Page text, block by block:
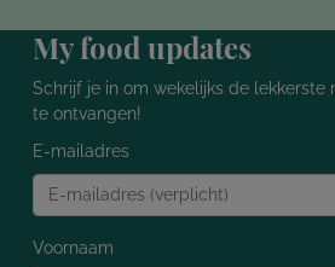
My food updates
Schrijf je in om wekelijks de lekkerste
te ontvangen!
E-mailadres
Voornaam